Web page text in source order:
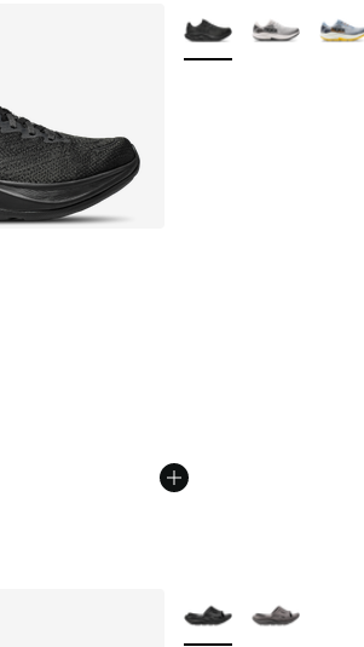
Le prix est passé de $150.00 à
Plus de couleurs
Plus de couleurs